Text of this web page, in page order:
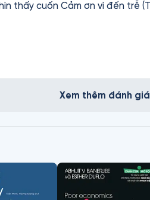
Lexus và Cây Ô liu".
Xem thêm đánh giá